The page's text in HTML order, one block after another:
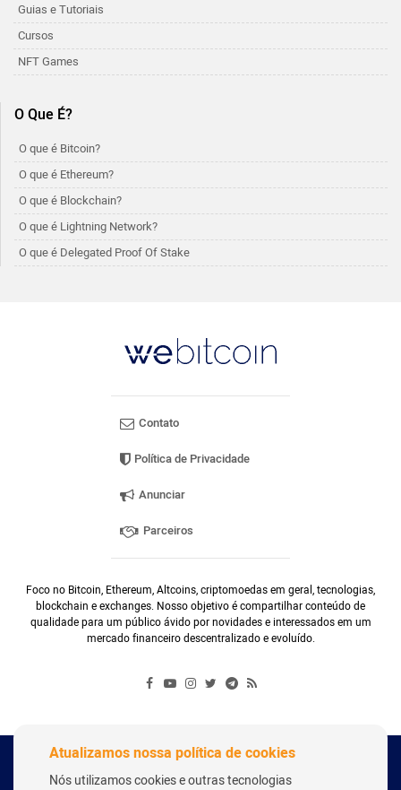
Guias e Tutoriais
Cursos
NFT Games
O Que É?
O que é Bitcoin?
O que é Ethereum?
O que é Blockchain?
O que é Lightning Network?
O que é Delegated Proof Of Stake
Contato
Política de Privacidade
Anunciar
Parceiros
Foco no Bitcoin, Ethereum, Altcoins, criptomoedas em geral, tecnologias,
blockchain e exchanges. Nosso objetivo é compartilhar conteúdo de
qualidade para um público ávido por novidades e interessados em um
mercado financeiro descentralizado e evoluído.
Copyright Webitcoin 2018 - Todos os Direitos Reservados
Atualizamos nossa política de cookies
Nós utilizamos cookies e outras tecnologias